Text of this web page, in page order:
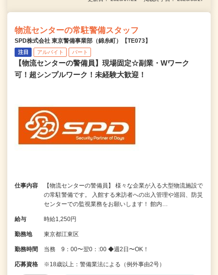
物流センターの常駐警備スタッフ
SPD株式会社 東京警備事業部（錦糸町）【TE073】
注目 アルバイト パート
【物流センターの警備員】現場固定☆副業・Wワーク
可！超シンプルワーク！未経験大歓迎！
仕事内容
【物流センターの警備員】 様々な企業が入る大型物流施設で
の常駐警備です。 入館する来訪者への出入管理や巡回、防災
センターでの監視業務をお願いします！ 館内…
給与 時給1,250円
勤務地 東京都江東区
勤務時間 当務 9：00〜翌0：:00 ◆週2日〜OK！
応募資格 ※18歳以上：警備業法による（例外事由2号）